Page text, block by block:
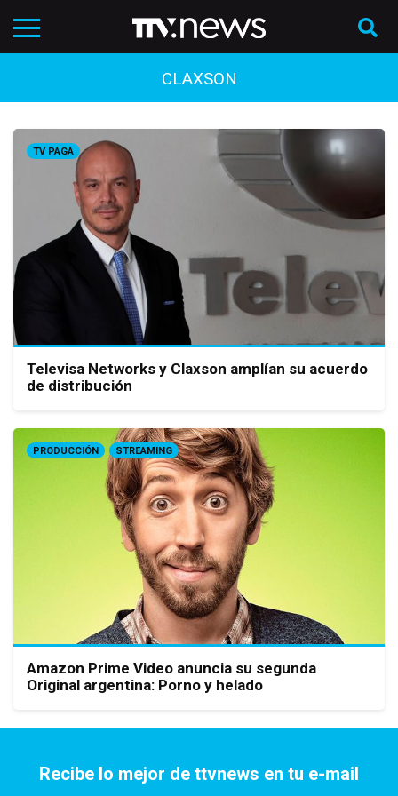
CLAXSON
TV PAGA
Televisa Networks y Claxson amplían su acuerdo
de distribución
PRODUCCIÓN STREAMING
Amazon Prime Video anuncia su segunda
Original argentina: Porno y helado
Recibe lo mejor de ttvnews en tu e-mail